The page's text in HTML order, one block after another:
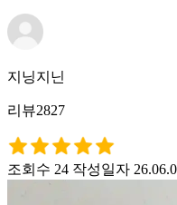
지닝지닌
리뷰2827
조회수 24 작성일자